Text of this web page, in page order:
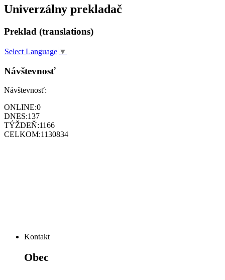
Univerzálny prekladač
Preklad (translations)
Select Language ▼
Návštevnosť
Návštevnosť:
ONLINE:0
DNES:137
TÝŽDEŇ:1166
CELKOM:1130834
Kontakt
Obec